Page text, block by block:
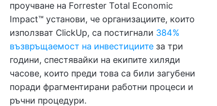
проучване на Forrester Total Economic
Impact™ установи, че организациите, които
използват ClickUp, са постигнали 384%
възвръщаемост на инвестициите за три
години, спестявайки на екипите хиляди
часове, които преди това са били загубени
поради фрагментирани работни процеси и
ръчни процедури.